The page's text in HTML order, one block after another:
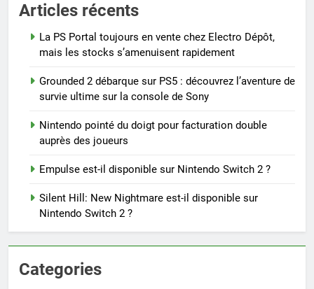
Articles récents
La PS Portal toujours en vente chez Electro Dépôt,
mais les stocks s’amenuisent rapidement
Grounded 2 débarque sur PS5 : découvrez l’aventure de
survie ultime sur la console de Sony
Nintendo pointé du doigt pour facturation double
auprès des joueurs
Empulse est-il disponible sur Nintendo Switch 2 ?
Silent Hill: New Nightmare est-il disponible sur
Nintendo Switch 2 ?
Categories